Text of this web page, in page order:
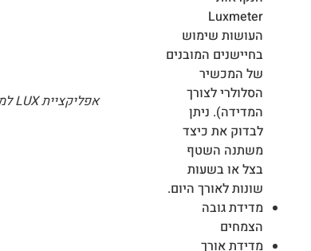
Luxmeter
העושות שימוש
בחיישנים המובנים
של המכשיר
הסלולרי לצורך
המדידה). ניתן
לבדוק את כיצד
משתנה השטף
בצל או בשעות
שונות לאורך היום.
מדידת גובה
הצמחים
מדידת אורך
אפליקציית LUX למדידת שטף אור